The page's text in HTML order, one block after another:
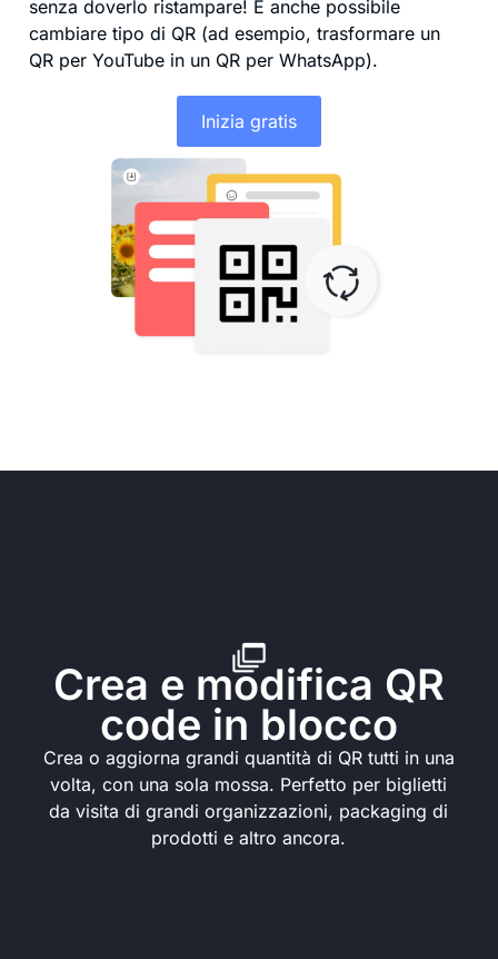
senza doverlo ristampare! È anche possibile
cambiare tipo di QR (ad esempio, trasformare un
QR per YouTube in un QR per WhatsApp).
Inizia gratis
Crea e modifica QR
code in blocco
Crea o aggiorna grandi quantità di QR tutti in una
volta, con una sola mossa. Perfetto per biglietti
da visita di grandi organizzazioni, packaging di
prodotti e altro ancora.